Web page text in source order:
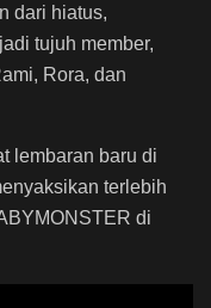
dari hiatus,
tujuh member,
Rora, dan
lembaran baru di
terlebih
di